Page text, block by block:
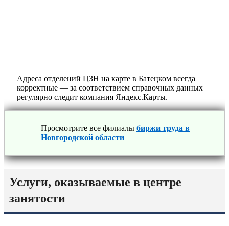
Адреса отделений ЦЗН на карте в Батецком всегда
корректные — за соответствием справочных данных
регулярно следит компания Яндекс.Карты.
Просмотрите все филиалы биржи труда в
Новгородской области
Услуги, оказываемые в центре
занятости